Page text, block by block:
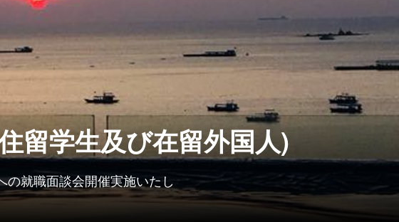
留学生及び在留外国人)
就職面談会開催実施いたし